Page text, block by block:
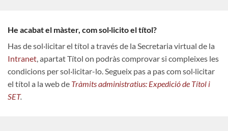
He acabat el màster, com sol·licito el títol?
Has de sol·licitar el títol a través de la Secretaria virtual de la
Intranet, apartat Títol on podràs comprovar si compleixes les
condicions per sol·licitar-lo. Segueix pas a pas com sol·licitar
el títol a la web de Tràmits administratius: Expedició de Títol i
SET.